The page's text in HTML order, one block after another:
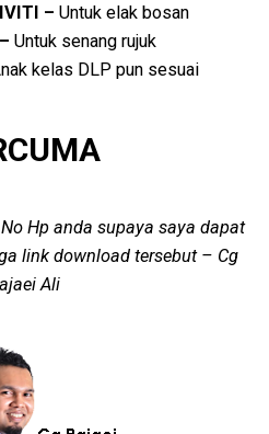
– Untuk elak bosan
Untuk senang rujuk
kelas DLP pun sesuai
Hp anda supaya saya dapat
link download tersebut – Cg
Ali